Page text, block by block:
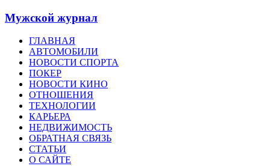
Мужской журнал
ГЛАВНАЯ
АВТОМОБИЛИ
НОВОСТИ СПОРТА
ПОКЕР
НОВОСТИ КИНО
ОТНОШЕНИЯ
ТЕХНОЛОГИИ
КАРЬЕРА
НЕДВИЖИМОСТЬ
ОБРАТНАЯ СВЯЗЬ
СТАТЬИ
О САЙТЕ